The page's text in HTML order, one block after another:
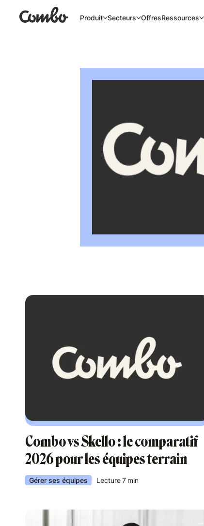
Produit Secteurs OffresRessources
Combo vs Skello : le comparatif
2026 pour les équipes terrain
Gérer ses équipes Lecture7 min